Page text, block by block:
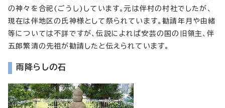
の神々を合祀(ごうし)しています。元は伴村の村社でしたが、
現在は伴地区の氏神様として祭られています。勧請年月や由緒
等については不詳ですが、伝説によれば安芸の国の旧領主、伴
五郎繁清の先祖が勧請したと伝えられています。
雨降らしの石